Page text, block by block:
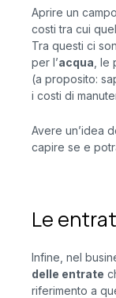
Aprire un
costi tra cui
Tra questi ci
per l’acqua, le
(a proposito:
i costi di
Avere un’idea
capire se e
Le
Infine, nel
delle entrate
riferimento a